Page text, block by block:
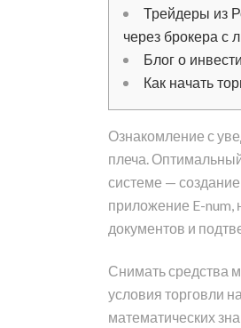
Трейдеры из
через брокера с
Блог о
Как начать
Ознакомление с
плеча.
системе —
приложение E-num,
документов и
Снимать средства
условия торговли
математических